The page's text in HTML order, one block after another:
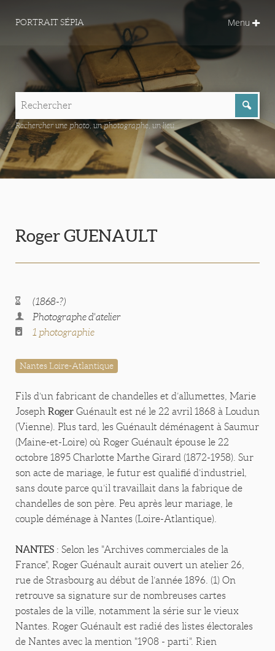
PORTRAIT SÉPIA Menu
Rechercher une photo, un photographe, un lieu...
Roger GUENAULT
(1868-?)
Photographe d'atelier
1 photographie
Nantes Loire-Atlantique
Fils d’un fabricant de chandelles et d’allumettes, Marie
Joseph Roger Guénault est né le 22 avril 1868 à Loudun
(Vienne). Plus tard, les Guénault déménagent à Saumur
(Maine-et-Loire) où Roger Guénault épouse le 22
octobre 1895 Charlotte Marthe Girard (1872-1958). Sur
son acte de mariage, le futur est qualifié d’industriel,
sans doute parce qu’il travaillait dans la fabrique de
chandelles de son père. Peu après leur mariage, le
couple déménage à Nantes (Loire-Atlantique).
NANTES : Selon les "Archives commerciales de la
France", Roger Guénault aurait ouvert un atelier 26,
rue de Strasbourg au début de l’année 1896. (1) On
retrouve sa signature sur de nombreuses cartes
postales de la ville, notamment la série sur le vieux
Nantes. Roger Guénault est radié des listes électorales
de Nantes avec la mention "1908 - parti". Rien